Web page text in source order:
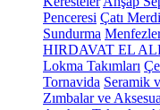
Penceresi Çatı
Sundurma
HIRDAVAT EL
Lokma Takımları
Tornavida Seramik
Zımbalar ve